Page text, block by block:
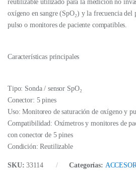
reutilizable utilizado para la medición no
oxígeno en sangre (SpO₂) y la frecuencia del
pulso o monitores de paciente compatibles.
Características principales
Tipo: Sonda / sensor SpO₂
Conector: 5 pines
Uso: Monitoreo de saturación de oxígeno y
Compatibilidad: Oxímetros y monitores de
con conector de 5 pines
Condición: Reutilizable
SKU:33114 Categorías: